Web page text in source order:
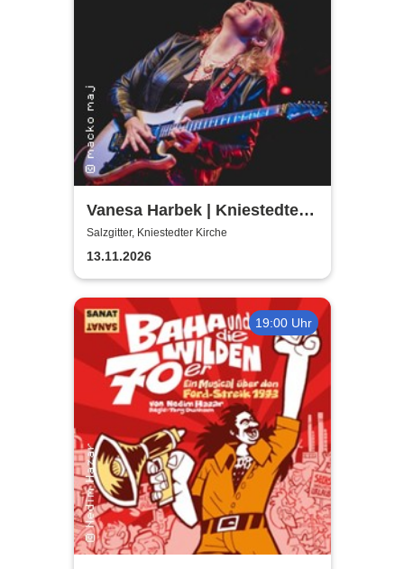
Vanesa Harbek | Kniestedter
Kirche
Salzgitter, Kniestedter Kirche
13.11.2026
19:00 Uhr